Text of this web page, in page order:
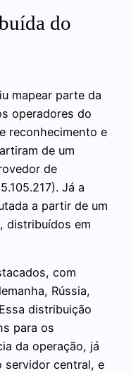
do
mapear parte da
operadores do
reconhecimento e
de um
de
Já a
a partir de um
distribuídos em
com
Rússia,
distribuição
para os
da operação, já
servidor central, e